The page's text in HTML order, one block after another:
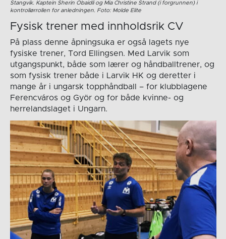
Stangvik. Kaptein Sherin Obaidli og Mia Christine Strand (i forgrunnen) i
kontrollørrollen for anledningen. Foto: Molde Elite
Fysisk trener med innholdsrik CV
På plass denne åpningsuka er også lagets nye
fysiske trener, Tord Ellingsen. Med Larvik som
utgangspunkt, både som lærer og håndballtrener, og
som fysisk trener både i Larvik HK og deretter i
mange år i ungarsk topphåndball – for klubblagene
Ferencváros og Györ og for både kvinne- og
herrelandslaget i Ungarn.